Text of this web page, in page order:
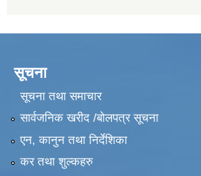
सूचना
सूचना तथा समाचार
सार्वजनिक खरीद /बोलपत्र सूचना
एन, कानुन तथा निर्देशिका
कर तथा शुल्कहरु